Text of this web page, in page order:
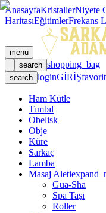
AnasayfaKristallerNiyete
HaritasıEğitimlerFrekans
menu
search shopping_bag
search loginGİRİŞ
Ham Kütle
Tımbıl
Obelisk
Obje
Küre
Sarkaç
Lamba
Masaj Aleti
Gua-Sha
Spa Taşı
Roller